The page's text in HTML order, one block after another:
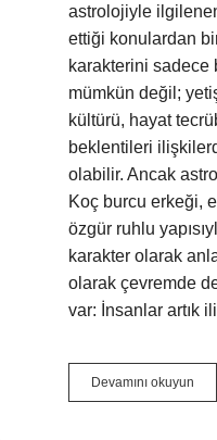
astrolojiyle
ettiği konulardan
karakterini sadece
mümkün değil;
kültürü, hayat
beklentileri
olabilir. Ancak
Koç burcu erkeği,
özgür ruhlu
karakter olarak
olarak çevremde
var: İnsanlar artık
Devamını okuyun